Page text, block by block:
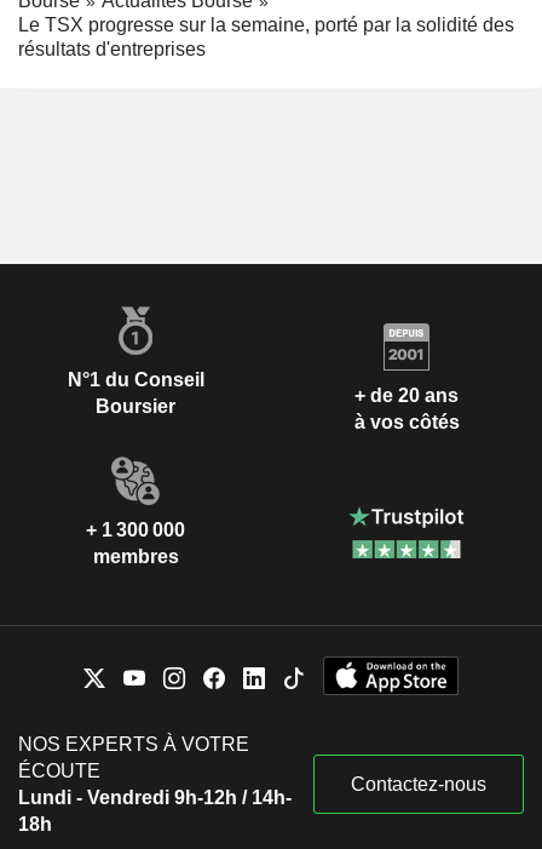
Le TSX progresse sur la semaine, porté par la solidité des
résultats d'entreprises
N°1 du Conseil
Boursier
+ de 20 ans
à vos côtés
+ 1 300 000
membres
NOS EXPERTS À VOTRE
ÉCOUTE
Lundi - Vendredi 9h-12h / 14h-
18h
Contactez-nous